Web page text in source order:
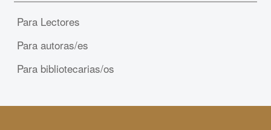
Para Lectores
Para autoras/es
Para bibliotecarias/os